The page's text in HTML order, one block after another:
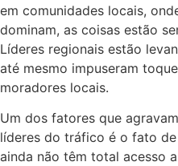
em comunidades locais,
dominam, as coisas estão
Líderes regionais estão
até mesmo impuseram
moradores locais.
Um dos fatores que
líderes do tráfico é o fato
ainda não têm total acesso